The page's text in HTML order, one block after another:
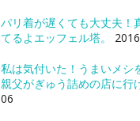
パリ着が遅くても大丈夫！
てるよエッフェル塔。
私は気付いた！うまいメシ
親父がぎゅう詰めの店に行
06